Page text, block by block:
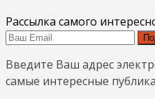
Рассылка самого
Введите Ваш адрес
самые интересные